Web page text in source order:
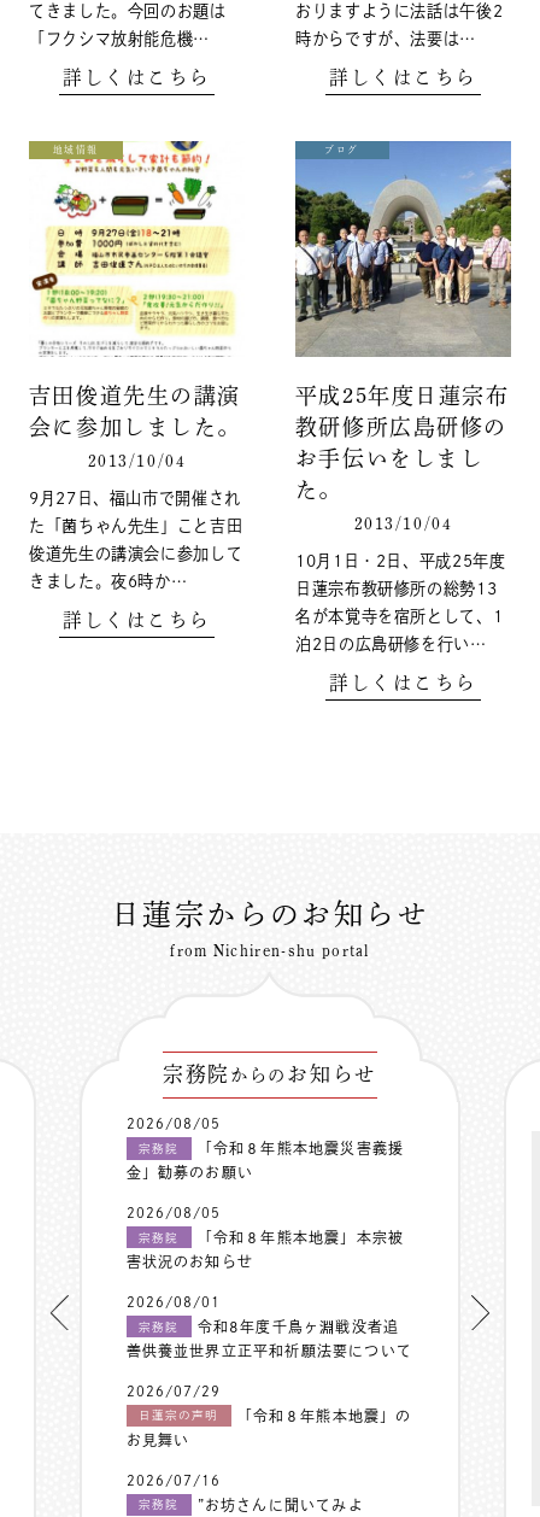
てきました。今回のお題は
「フクシマ放射能危機…
詳しくはこちら
おりますように法話は午後2
時からですが、法要は…
詳しくはこちら
地域情報
吉田俊道先生の講演
会に参加しました。
2013/10/04
9月27日、福山市で開催され
た「菌ちゃん先生」こと吉田
俊道先生の講演会に参加して
きました。夜6時か…
詳しくはこちら
ブログ
平成25年度日蓮宗布
教研修所広島研修の
お手伝いをしまし
た。
2013/10/04
10月1日・2日、平成25年度
日蓮宗布教研修所の総勢13
名が本覚寺を宿所として、1
泊2日の広島研修を行い…
詳しくはこちら
日蓮宗からのお知らせ
from Nichiren-shu portal
宗務院 からの お知らせ
2026/08/05
宗務院
「令和８年熊本地震災害義援
金」勧募のお願い
2026/08/05
宗務院
「令和８年熊本地震」本宗被
害状況のお知らせ
2026/08/01
宗務院
令和8年度千鳥ヶ淵戦没者追
善供養並世界立正平和祈願法要について
2026/07/29
日蓮宗の声明
「令和８年熊本地震」の
お見舞い
2026/07/16
宗務院 ”お坊さんに聞いてみよ